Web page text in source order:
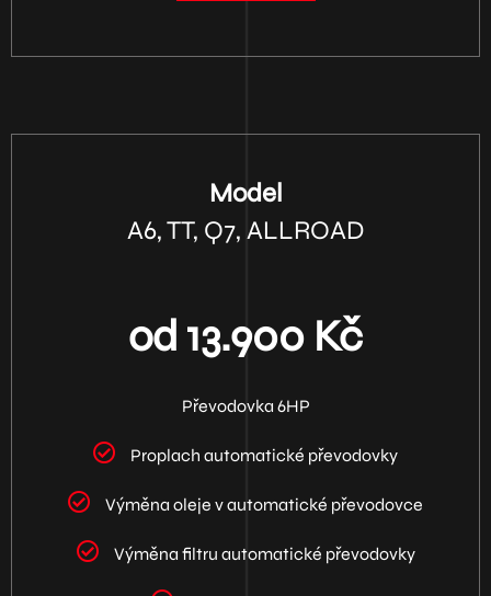
Model
A6, TT, Q7, ALLROAD
od 13.900 Kč
Převodovka 6HP
Proplach automatické převodovky
Výměna oleje v automatické převodovce
Výměna filtru automatické převodovky